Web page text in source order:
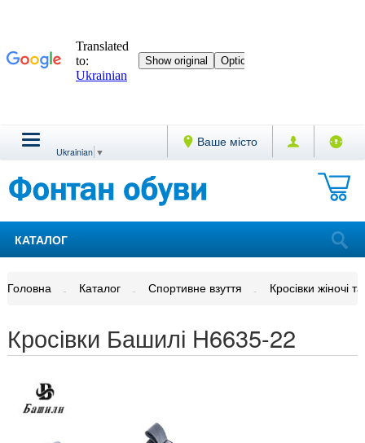
Ваше місто
Ukrainian ▼
КАТАЛОГ
Головна Каталог Спортивне взуття Кросівки жіночі та
Кросівки Башилі H6635-22